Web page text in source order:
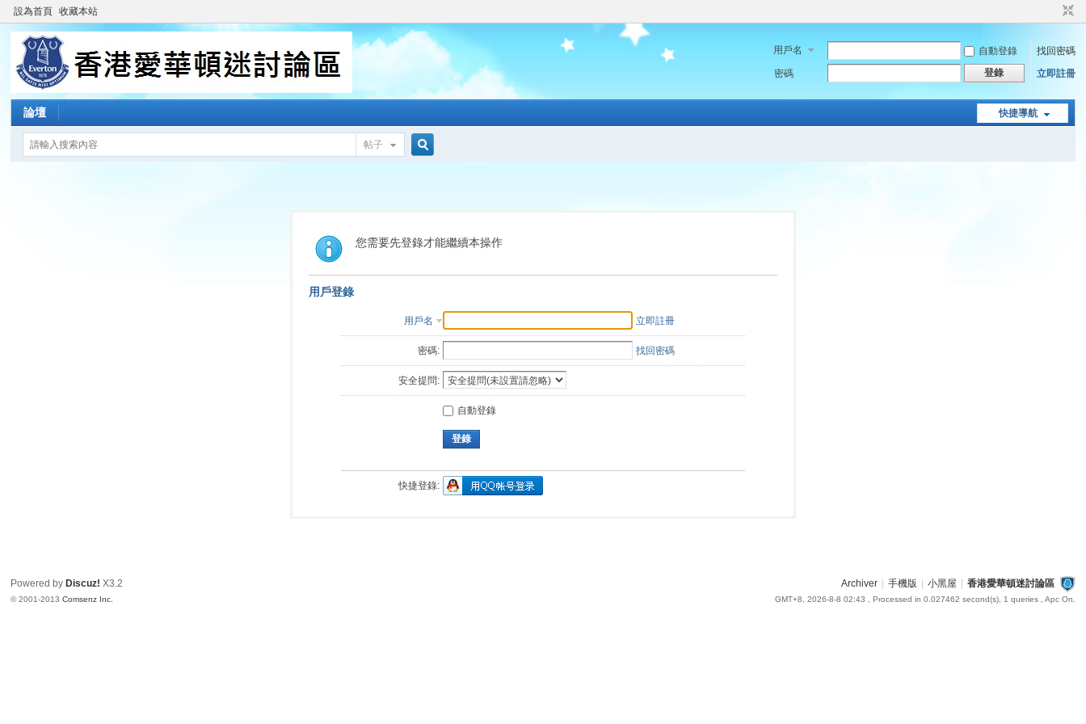
設為首頁 收藏本站
用戶名 自動登錄
找回密碼
密碼
登錄 立即註冊
快捷導航
論壇
帖子
索
您需要先登錄才能繼續本操作
用戶登錄
用戶名 立即註冊
密碼: 找回密碼
安全提問:
自動登錄
登錄
快捷登錄:
Archiver 手機版 小黑屋 香港愛華頓迷討論區
GMT+8, 2026-8-8 02:43 , Processed in 0.027462 second(s), 1 queries , Apc On.
Powered by Discuz! X3.2
© 2001-2013Comsenz Inc.